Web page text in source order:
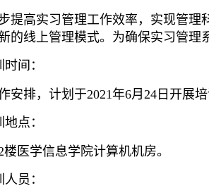
提高实习管理工作效率，实现管
的线上管理模式。为确保实习管
间：
安排，计划于2021年6月24日开展
点：
楼医学信息学院计算机机房。
员：